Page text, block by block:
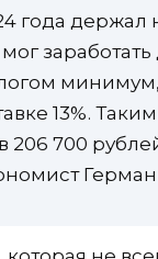
года держал
13%.
206 700
Герман